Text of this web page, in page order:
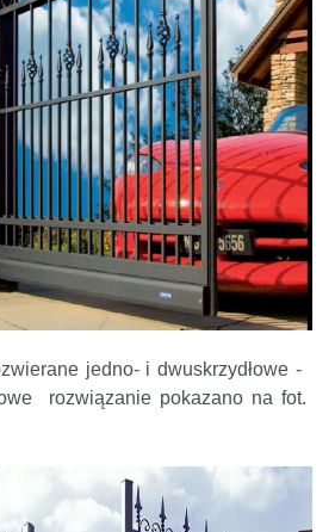
jedno- i dwuskrzydłowe -
rozwiązanie pokazano na fot.